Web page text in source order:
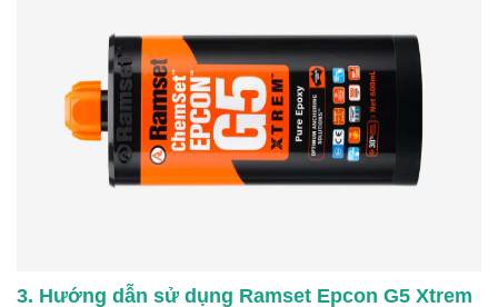
3. Hướng dẫn sử dụng Ramset Epcon G5 Xtrem